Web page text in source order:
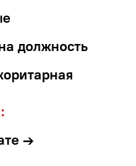
должность
→